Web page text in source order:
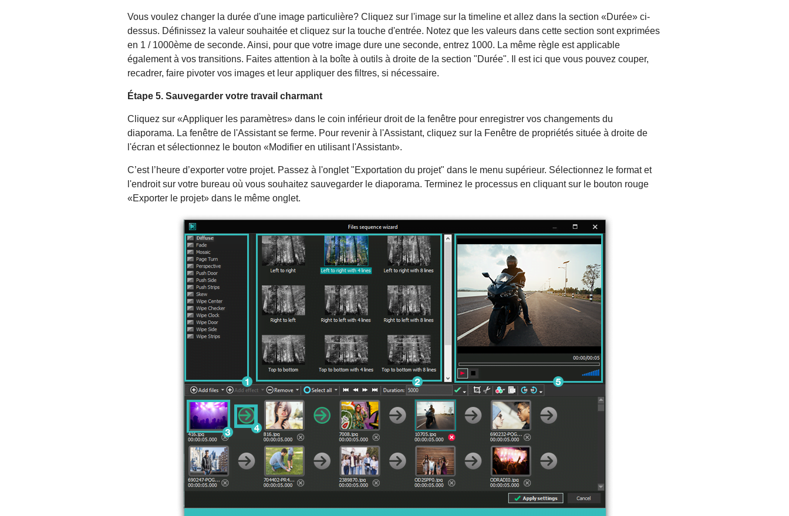
Vous voulez changer la durée d'une image particulière? Cliquez sur l'image sur la timeline et allez dans la section «Durée» ci-
dessus. Définissez la valeur souhaitée et cliquez sur la touche d'entrée. Notez que les valeurs dans cette section sont exprimées
en 1 / 1000ème de seconde. Ainsi, pour que votre image dure une seconde, entrez 1000. La même règle est applicable
également à vos transitions. Faites attention à la boîte à outils à droite de la section "Durée". Il est ici que vous pouvez couper,
recadrer, faire pivoter vos images et leur appliquer des filtres, si nécessaire.
Étape 5. Sauvegarder votre travail charmant
Cliquez sur «Appliquer les paramètres» dans le coin inférieur droit de la fenêtre pour enregistrer vos changements du
diaporama. La fenêtre de l'Assistant se ferme. Pour revenir à l'Assistant, cliquez sur la Fenêtre de propriétés située à droite de
l'écran et sélectionnez le bouton «Modifier en utilisant l'Assistant».
C’est l’heure d’exporter votre projet. Passez à l'onglet "Exportation du projet" dans le menu supérieur. Sélectionnez le format et
l'endroit sur votre bureau où vous souhaitez sauvegarder le diaporama. Terminez le processus en cliquant sur le bouton rouge
«Exporter le projet» dans le même onglet.